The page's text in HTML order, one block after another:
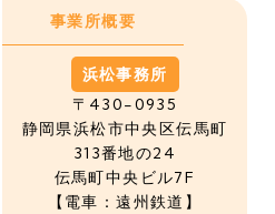
事業所概要
浜松事務所
〒430-0935
静岡県浜松市中央区伝馬町
313番地の24
伝馬町中央ビル7F
【電車：遠州鉄道】